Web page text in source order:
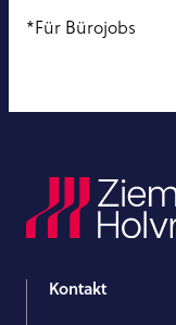
*Für Bürojobs
Kontakt